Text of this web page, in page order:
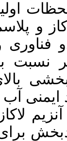
می
آب
به